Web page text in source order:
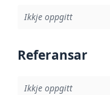
Ikkje oppgitt
Referansar
Ikkje oppgitt